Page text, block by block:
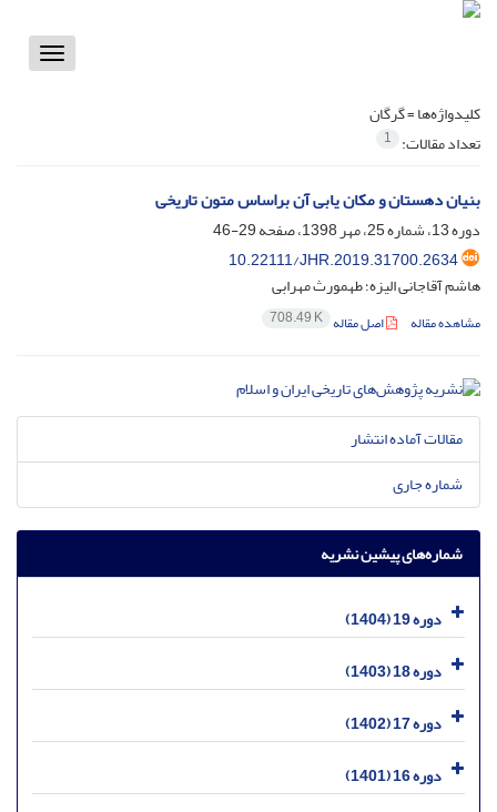
Toggle
کلیدواژه‌ها =گرگان
تعداد مقالات: 1
بنیان دهستان و مکان یابی آن براساس متون تاریخی
دوره 13، شماره 25، مهر 1398، صفحه
29-46
10.22111/JHR.2019.31700.2634
هاشم آقاجانی الیزه؛ طهمورث مهرابی
مشاهده مقاله اصل مقاله 708.49 K
مقالات آماده انتشار
شماره جاری
شماره‌های پیشین نشریه
دوره 19 (1404)
دوره 18 (1403)
دوره 17 (1402)
دوره 16 (1401)